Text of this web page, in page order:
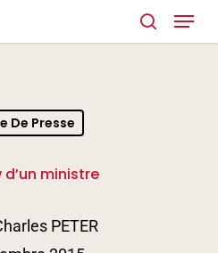
search
Menu
De Presse
ministre
PETER